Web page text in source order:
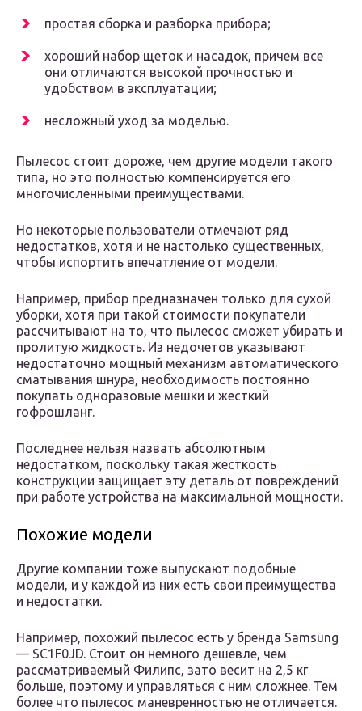
простая сборка и разборка прибора;
хороший набор щеток и насадок, причем все
они отличаются высокой прочностью и
удобством в эксплуатации;
несложный уход за моделью.
Пылесос стоит дороже, чем другие модели такого
типа, но это полностью компенсируется его
многочисленными преимуществами.
Но некоторые пользователи отмечают ряд
недостатков, хотя и не настолько существенных,
чтобы испортить впечатление от модели.
Например, прибор предназначен только для сухой
уборки, хотя при такой стоимости покупатели
рассчитывают на то, что пылесос сможет убирать и
пролитую жидкость. Из недочетов указывают
недостаточно мощный механизм автоматического
сматывания шнура, необходимость постоянно
покупать одноразовые мешки и жесткий
гофрошланг.
Последнее нельзя назвать абсолютным
недостатком, поскольку такая жесткость
конструкции защищает эту деталь от повреждений
при работе устройства на максимальной мощности.
Похожие модели
Другие компании тоже выпускают подобные
модели, и у каждой из них есть свои преимущества
и недостатки.
Например, похожий пылесос есть у бренда Samsung
— SC1F0JD. Стоит он немного дешевле, чем
рассматриваемый Филипс, зато весит на 2,5 кг
больше, поэтому и управляться с ним сложнее. Тем
более что пылесос маневренностью не отличается.